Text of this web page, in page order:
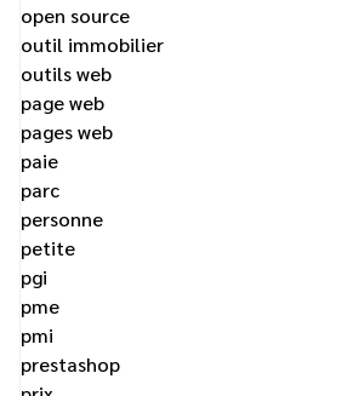
open source
outil immobilier
outils web
page web
pages web
paie
parc
personne
petite
pgi
pme
pmi
prestashop